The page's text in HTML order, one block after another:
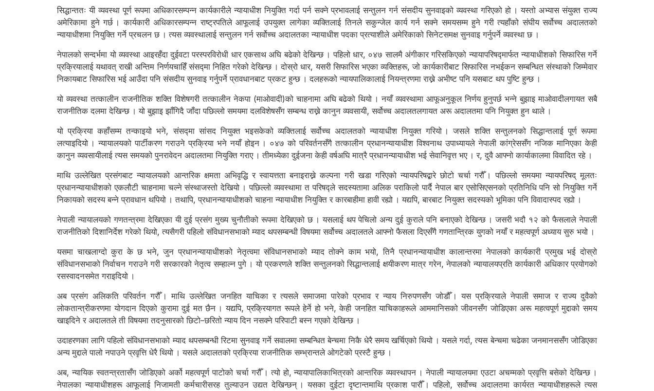
सिद्धान्ततः यी व्यवस्था पूर्ण रूपमा अधिकारसम्पन्न कार्यकारीले न्यायाधीश नियुक्ति गर्दा पर्न सक्ने प्रभावलाई सन्तुलन गर्न संसदीय सुनवाइको व्यवस्था गरिएको हो । यस्तो अभ्यास संयुक्त राज्य
अमेरिकामा हुने गर्छ । कार्यकारी अधिकारसम्पन्न राष्ट्रपतिले आफूलाई उपयुक्त लागेका व्यक्तिलाई तिनले सकुन्जेल कार्य गर्न सक्ने समयसम्म हुने गरी त्यहाँको संघीय सर्वोच्च अदालतको
न्यायाधीशमा नियुक्ति गर्ने प्रचलन छ । त्यस व्यवस्थालाई सन्तुलन गर्न सर्वोच्च अदालतका न्यायाधीश पदका प्रत्याशीले अमेरिकाको सिनेटसमक्ष सुनवाइ गर्नुपर्ने व्यवस्था छ ।
नेपालको सन्दर्भमा यो व्यवस्था आइरहँदा दुईवटा परस्परविरोधी धार एकसाथ अघि बढेको देखिन्छ । पहिलो धार, ०४७ सालमै अंगीकार गरिसकिएको न्यायापरिषद्मार्फत न्यायाधीशको सिफारिस गर्ने
प्रक्रियालाई यथावत् राखी अन्तिम निर्णयचाहिँ संसद्मा निहित गरेको देखिन्छ । दोस्रो धार, यसरी सिफारिस भएका व्यक्तिहरू, जो कार्यकारीबाट सिफारिस नभईकन सम्बन्धित संस्थाको जिम्मेवार
निकायबाट सिफारिस भई आउँदा पनि संसदीय सुनवाइ गर्नुपर्ने प्रावधानबाट प्रकट हुन्छ । दलहरूको न्यायपालिकालाई नियन्त्रणमा राख्ने अभीष्ट पनि यसबाट थप पुष्टि हुन्छ ।
यो व्यवस्था तत्कालीन राजनीतिक शक्ति विशेषगरी तत्कालीन नेकपा (माओवादी)को चाहनामा अघि बढेको थियो । नयाँ व्यवस्थामा आफूअनुकूल निर्णय हुनुपर्छ भन्ने बुझाइ माओवादीलगायत सबै
राजनीतिक दलमा देखिन्छ । यो बुझाइ झाँगिदै जाँदा पछिल्लो समयमा दलविशेषसँग सम्बन्ध राख्ने कानुन व्यवसायी, सर्वोच्च अदालतलगायत अरू अदालतमा पनि नियुक्त हुन थाले ।
यो प्रक्रिया कहाँसम्म तन्काइयो भने, संसद्मा सांसद नियुक्त भइसकेको व्यक्तिलाई सर्वोच्च अदालतको न्यायाधीश नियुक्त गरियो । जसले शक्ति सन्तुलनको सिद्धान्तलाई पूर्ण रूपमा
लत्याइदियो । न्यायालयको पार्टीकरण गराउने प्रक्रिया भने नयाँ होइन । ०४७ को परिवर्तनसँगै तत्कालीन प्रधानन्यायाधीश विश्वनाथ उपाध्यायले नेपाली कांग्रेससँग नजिक मानिएका केही
कानुन व्यवसायीलाई त्यस समयको पुनरावेदन अदालतमा नियुक्ति गराए । तीमध्येका दुईजना केही वर्षअघि मात्रै प्रधानन्यायाधीश भई सेवानिवृत्त भए । र, दुवै आफ्नो कार्याकालमा विवादित रहे ।
माथि उल्लेखित प्रसंगबाट न्यायालयको आन्तरिक क्षमता अभिवृद्धि र स्वायत्तता बनाइराख्ने कल्पना गरी खडा गरिएको न्यायपरिषद्बारे छोटो चर्चा गरौँ । पछिल्लो समयमा न्यायपरिषद् मूलतः
प्रधानन्यायाधीशको एकलौटी चाहनामा चल्ने संस्थाजस्तो देखियो । पछिल्लो व्यवस्थामा त परिषद्ले सदस्यतामा अलिक पराकिलो पार्दै नेपाल बार एसोसिएसनको प्रतिनिधि पनि सो नियुक्ति गर्ने
निकायको सदस्य बन्ने प्रावधान थपियो । तथापि, प्रधानन्यायाधीशको चाहना न्यायाधीश नियुक्ति र कारबाहीमा हावी रह्यो । यद्यपि, बारबाट नियुक्त सदस्यको भूमिका पनि विवादास्पद रह्यो ।
नेपाली न्यायालयको गणतन्त्रमा देखिएका यी दुई प्रसंग मुख्य चुनौतीको रूपमा देखिएको छ । यसलाई थप पेचिलो अन्य दुई कुराले पनि बनाएको देखिन्छ । जसरी भदौ १२ को फैसलाले नेपाली
राजनीतिको दिशानिर्देश गरेको थियो, त्यसैगरी पहिलो संविधानसभाको म्याद थपसम्बन्धी विषयमा सर्वोच्च अदालतले आफ्नो फैसला दिएसँगै गणतान्त्रिक युगको नयाँ र महत्वपूर्ण अध्याय सुरु भयो ।
यसमा चाखलाग्दो कुरा के छ भने, जुन प्रधानन्यायाधीशको नेतृत्वमा संविधानसभाको म्याद तोक्ने काम भयो, तिनै प्रधानन्यायाधीश कालान्तरमा नेपालको कार्यकारी प्रमुख भई दोस्रो
संविधानसभाको निर्वाचन गराउने गरी सरकारको नेतृत्व सम्हाल्न पुगे । यो प्रकरणले शक्ति सन्तुलनको सिद्धान्तलाई क्षयीकरण मात्र गरेन, नेपालको न्यायालयप्रति कार्यकारी अधिकार प्रयोगको
रसस्वादनसमेत गराइदियो ।
अब प्रसंग अलिकति परिवर्तन गरौँ । माथि उल्लेखित जनहित याचिका र त्यसले समाजमा पारेको प्रभाव र न्याय निरुपणसँग जोडौँ । यस प्रक्रियाले नेपाली समाज र राज्य दुवैको
लोकतान्त्रीकरणमा योगदान दिएको कुरामा दुई मत छैन । यद्यपि, प्रक्रियागत रूपले हेर्ने हो भने, केही जनहित याचिकाहरूले आममानिसको जीवनसँग जोडिएका अरू महत्वपूर्ण मुद्दाको समय
खाइदिने र अदालतले ती विषयमा तदनुसारको छिटो–छरितो न्याय दिन नसक्ने परिपाटी बस्न गएको देखिन्छ ।
उदाहरणका लागि पहिलो संविधानसभाको म्याद थपसम्बन्धी रिटमा सुनवाइ गर्ने सवालमा सम्बन्धित बेन्चमा निकै धेरै समय खर्चिएको थियो । यसले गर्दा, त्यस बेन्चमा चढेका जनमानससँग जोडिएका
अन्य मुद्दाले पालो नपाउने प्रवृत्ति धेरै थियो । यसले अदालतको प्रक्रिया राजनीतिक सम्भ्रान्तले ओगटेको प्रस्टै हुन्छ ।
अब, न्यायिक स्वतन्त्रतासँग जोडिएको अर्को महत्वपूर्ण पाटोको चर्चा गरौँ । त्यो हो, न्यायापालिकाभित्रको आन्तरिक व्यवस्थापन । नेपाली न्यायालयमा एउटा अचम्मको प्रवृत्ति बसेको देखिन्छ ।
नेपालका न्यायाधीशहरू आफूलाई निजामती कर्मचारीसरह तुल्याउन उद्यत देखिन्छन् । यसका दुईटा दृष्टान्तमाथि प्रकाश पारौँ । पहिलो, सर्वोच्च अदालतमा कार्यरत न्यायाधीशहरूले त्यस